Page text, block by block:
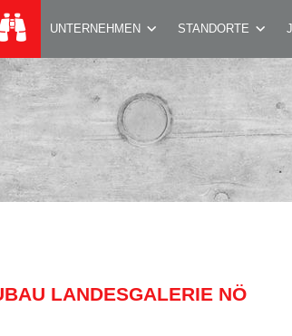
UNTERNEHMEN STANDORTE
NEUBAU
LANDESGALERIE NÖ